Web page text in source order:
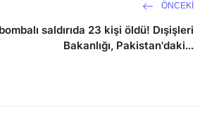
ÖNCEKI
saldırıda 23 kişi öldü! Dışişleri
Bakanlığı, Pakistan'daki...